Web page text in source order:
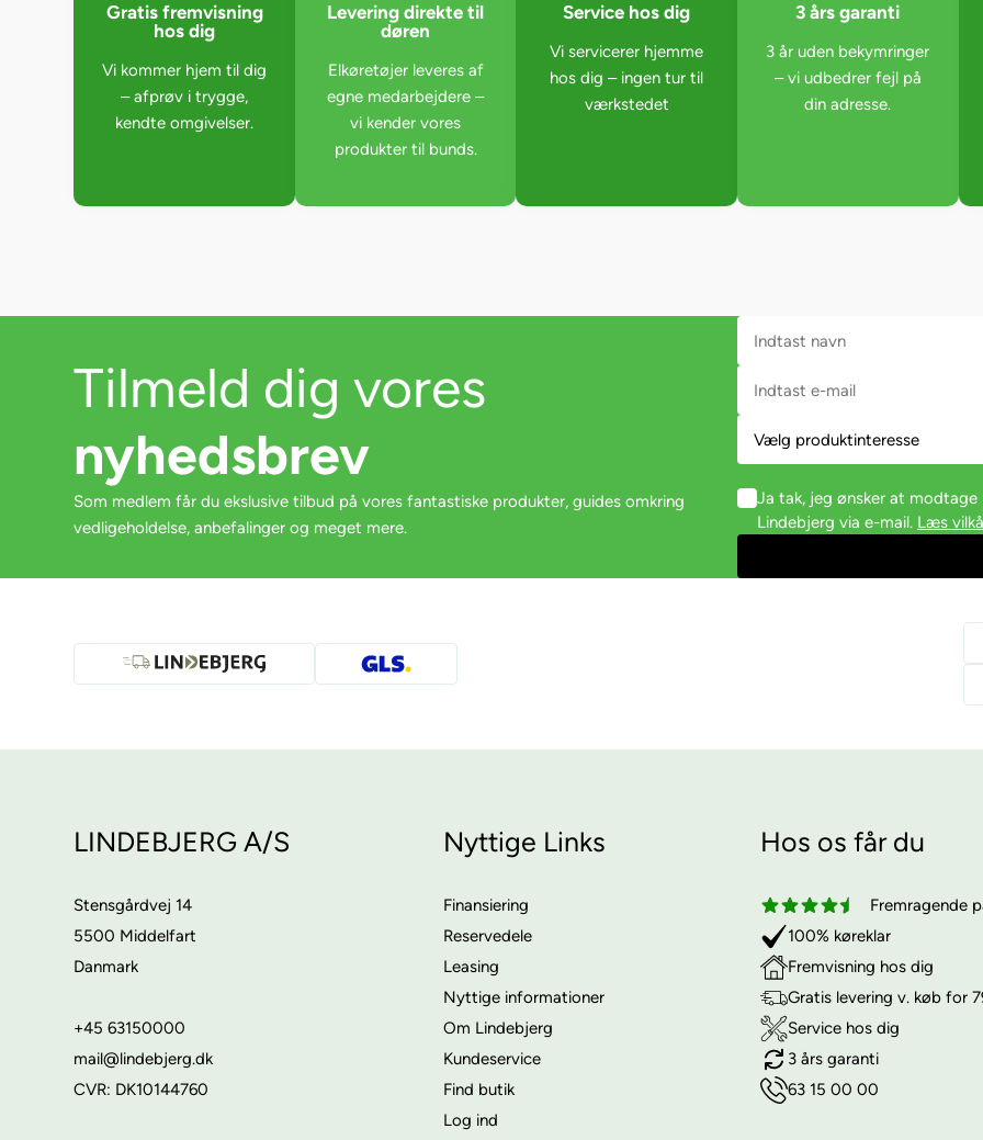
Gratis fremvisning
hos dig
Vi kommer hjem til dig
– afprøv i trygge,
kendte omgivelser.
Levering direkte til
døren
Elkøretøjer leveres af
egne medarbejdere –
vi kender vores
produkter til bunds.
Service hos dig
Vi servicerer hjemme
hos dig – ingen tur til
værkstedet
3 års garanti
3 år uden bekymringer
– vi udbedrer fejl på
din adresse.
Tilmeld dig vores
nyhedsbrev
Som medlem får du ekslusive tilbud på vores fantastiske produkter, guides omkring
vedligeholdelse, anbefalinger og meget mere.
Ja tak, jeg ønsker at
Lindebjerg via e-mail. Læs
LINDEBJERG A/S
Stensgårdvej 14
5500 Middelfart
Danmark
+45 63150000
mail@lindebjerg.dk
CVR: DK10144760
Nyttige Links
Finansiering
Reservedele
Leasing
Nyttige informationer
Om Lindebjerg
Kundeservice
Find butik
Log ind
Hos os får du
Fremragende
100% køreklar
Fremvisning hos dig
Gratis levering v. køb for
Service hos dig
3 års garanti
63 15 00 00